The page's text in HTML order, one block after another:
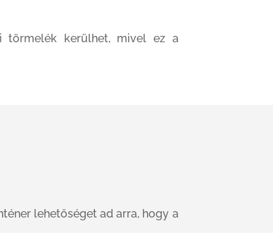
törmelék kerülhet, mivel ez a
lehetőséget ad arra, hogy a